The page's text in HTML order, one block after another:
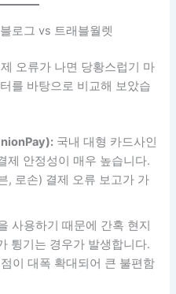
로그 vs 트래블월렛
오류가 나면 당황스럽기 마
를 바탕으로 비교해 보았습
국내 대형 카드사인
제 안정성이 매우 높습니다.
, 로손) 결제 오류 보고가 가
사용하기 때문에 간혹 현지
튕기는 경우가 발생합니다.
이 대폭 확대되어 큰 불편함